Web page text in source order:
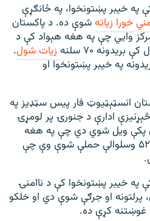
په خیبر پښتونخوا، په ځانګړې
خورا زیاتهشوې ده. د پاکستان
وايي چې په هغه هېواد کې د
زیات شول.
۹۵ سلنه بریدونه په خیبر پښتونخوا او
انسټېټیوټ فار پیس سټډیز په
ادارې د جنورۍ پر لومړۍ
ويل شوي دي چې په هغه
هېواد کې په ۲۰۲۴ز کال کې ۵۲۱ وسلوالې حملې شوې وې چې
په خیبر پښتونخوا کې د ناامنۍ
پرلتونه او جرګې شوې دي او خلکو
غوښتنه کړې ده.